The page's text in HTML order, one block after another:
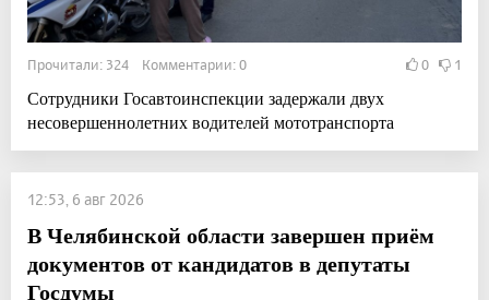
Прочитали: 324 Комментарии: 0 0 1
Сотрудники Госавтоинспекции задержали двух
несовершеннолетних водителей мототранспорта
12:53, 6 авг 2026
В Челябинской области завершен приём
документов от кандидатов в депутаты
Госдумы